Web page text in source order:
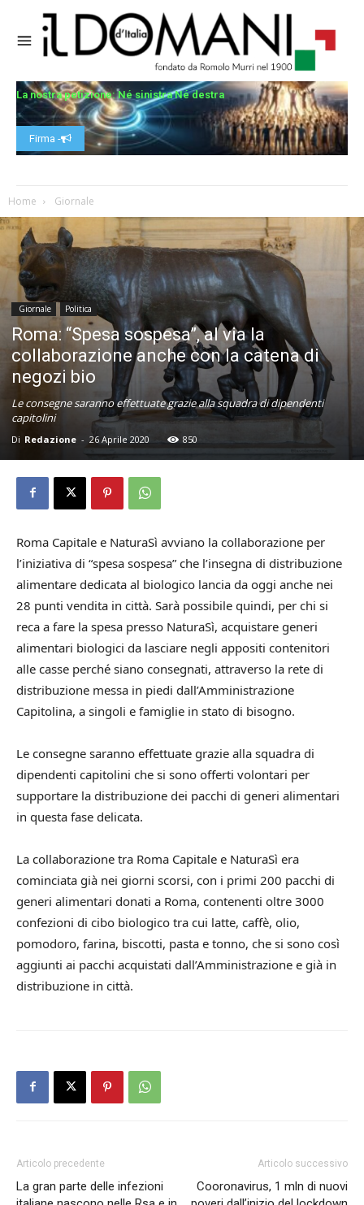
La nostra petizione: Né sinistra Né destra
Firma -
Home Giornale
Giornale Politica
Roma: “Spesa sospesa”, al via la
collaborazione anche con la catena di
negozi bio
Le consegne saranno effettuate grazie alla squadra di dipendenti
capitolini
Di Redazione - 26 Aprile 2020 850
Roma Capitale e NaturaSì avviano la collaborazione per
l’iniziativa di “spesa sospesa” che l’insegna di distribuzione
alimentare dedicata al biologico lancia da oggi anche nei
28 punti vendita in città. Sarà possibile quindi, per chi si
reca a fare la spesa presso NaturaSì, acquistare generi
alimentari biologici da lasciare negli appositi contenitori
alle casse perché siano consegnati, attraverso la rete di
distribuzione messa in piedi dall’Amministrazione
Capitolina, a singoli e famiglie in stato di bisogno.
Le consegne saranno effettuate grazie alla squadra di
dipendenti capitolini che si sono offerti volontari per
supportare la distribuzione dei pacchi di generi alimentari
in questa fase delicata.
La collaborazione tra Roma Capitale e NaturaSì era
cominciata già nei giorni scorsi, con i primi 200 pacchi di
generi alimentari donati a Roma, contenenti oltre 3000
confezioni di cibo biologico tra cui latte, caffè, olio,
pomodoro, farina, biscotti, pasta e tonno, che si sono così
aggiunti ai pacchi acquistati dall’Amministrazione e già in
distribuzione in città.
Articolo precedente
La gran parte delle infezioni
Articolo successivo
Cooronavirus, 1 mln di nuovi